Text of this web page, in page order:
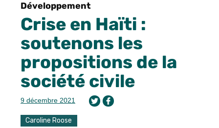
Développement
Crise en Haïti :
soutenons les
propositions de la
société civile
9 décembre 2021
Caroline Roose